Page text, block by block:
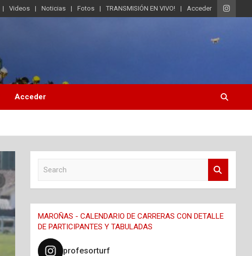
Videos Noticias Fotos TRANSMISIÓN EN VIVO! Acceder
Acceder
c
h
MAROÑAS - CALENDARIO DE CARRERAS CON DETALLE
DE PARTICIPANTES Y TABULADAS
profesorturf